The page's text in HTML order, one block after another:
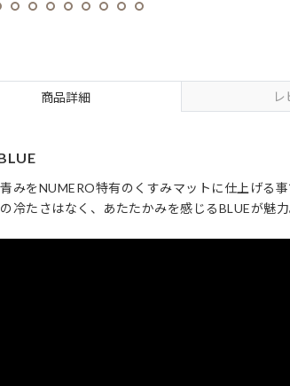
商品詳細 レ
みをNUMERO特有のくすみマットに仕上げる
冷たさはなく、あたたかみを感じるBLUEが魅力